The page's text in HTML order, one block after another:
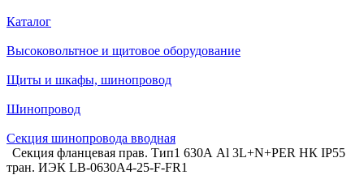
Каталог
Высоковольтное и щитовое оборудование
Щиты и шкафы, шинопровод
Шинопровод
Секция шинопровода вводная
Секция фланцевая прав. Тип1 630А Al 3L+N+PER НК IP55
тран. ИЭК LB-0630A4-25-F-FR1